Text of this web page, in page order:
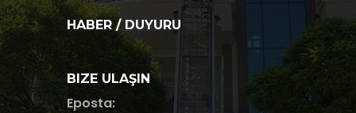
HABER / DUYURU
BIZE ULAŞIN
Eposta: